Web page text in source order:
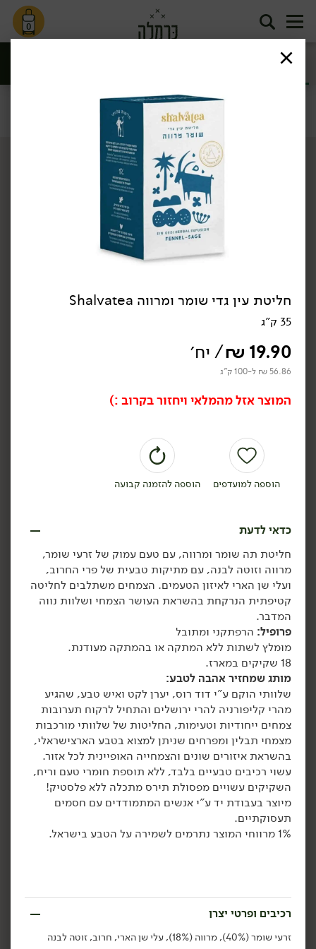
0
חליטות תה
חליטות תה ומאצ'ה
34.90
חליטת תה אנגלי שחור -
'יזרעאל'
50 גרם
יח׳ יח׳
34.90
₪/ יח׳
39.90
₪
חליטת כורכום הדרים -
'יזרעאל'
43.63 ₪ ל-100 גרם
יח׳
34.90
₪ / יח׳
פניני יסמין - 't-shape'
50 גרם
69.80 ₪ ל-100 גרם
אורגני
25.90
₪ / יח׳
'פרא'
הוספה לסל
25.90
₪/ יח׳
סמבוק וג'ינג'ר - 'פרא'
הוספה לסל
אורגני
חליטת עין גדי שומר ומרווה Shalvatea
35 ק"ג
19.90
₪/ יח׳
56.86 ₪ ל-100 ק"ג
המוצר אזל מהמלאי ויחזור בקרוב :)
הוספה למועדפים הוספה להזמנה קבועה
כדאי לדעת
חליטת תה שומר ומרווה, עם טעם עמוק של זרעי שומר,
מרווה וזוטה לבנה, עם מתיקות טבעית של פרי החרוב,
ועלי שן הארי לאיזון הטעמים. הצמחים משתלבים לחליטה
קטיפתית הנרקחת בהשראת העושר הצמחי ושלוות נווה
המדבר.
פרופיל: הרפתקני ומתובל
מומלץ לשתות ללא המתקה או בהמתקה מעודנת.
18 שקיקים במארז.
מותג שמחזיר אהבה לטבע:
שלוותי הוקם ע"י דוד רוס, יערן לקט ואיש טבע, שהגיע
מהרי קליפורניה להרי ירושלים והתחיל לרקוח תערובות
צמחים ייחודיות וטעימות, החליטות של שלוותי מורכבות
מצמחי תבלין ומפרחים שניתן למצוא בטבע הארצישראלי,
בהשראת איזורים שונים והצמחייה האופיינית לכל אזור.
עשוי רכיבים טבעיים בלבד, ללא תוספת חומרי טעם וריח,
השקיקים עשויים מפסולת תירס מתכלה ללא פלסטיק!
מיוצר בעבודת יד ע"י אנשים המתמודדים עם חסמים
תעסוקתיים.
1% מרווחי המוצר נתרמים לשמירה על הטבע בישראל.
רכיבים ופרטי יצרן
זרעי שומר (40%), מרווה (18%), עלי שן הארי, חרוב, זוטה לבנה